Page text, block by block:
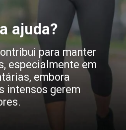
para manter
especialmente em
embora
intensos gerem
ajuda?